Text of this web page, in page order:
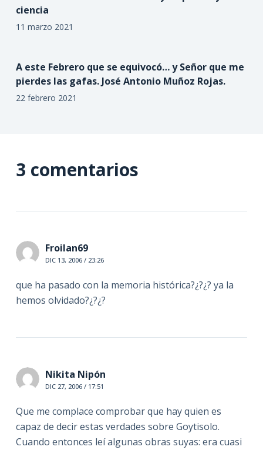
ciencia
11 marzo 2021
A este Febrero que se equivocó… y Señor que me
pierdes las gafas. José Antonio Muñoz Rojas.
22 febrero 2021
3 comentarios
Froilan69
DIC 13, 2006 / 23:26
que ha pasado con la memoria histórica?¿?¿? ya la
hemos olvidado?¿?¿?
Nikita Nipón
DIC 27, 2006 / 17:51
Que me complace comprobar que hay quien es
capaz de decir estas verdades sobre Goytisolo.
Cuando entonces leí algunas obras suyas: era cuasi